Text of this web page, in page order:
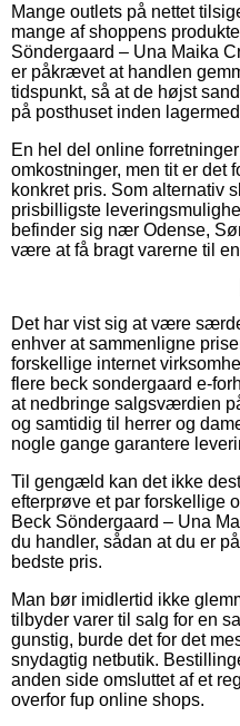
Mange outlets på nettet
mange af shoppens
Söndergaard – Una Maika
er påkrævet at handlen
tidspunkt, så at de højst
på posthuset inden
En hel del online
omkostninger, men tit er det
konkret pris. Som alternativ
prisbilligste
befinder sig nær Odense,
være at få bragt varerne til
Det har vist sig at være
enhver at sammenligne
forskellige internet
flere beck sondergaard e-
at nedbringe salgsværdien
og samtidig til herrer og
nogle gange garantere
Til gengæld kan det ikke
efterprøve et par forskellige
Beck Söndergaard – Una
du handler, sådan at du er
bedste pris.
Man bør imidlertid ikke
tilbyder varer til salg for en
gunstig, burde det for det
snydagtig netbutik.
anden side omsluttet af et
overfor fup online shops.